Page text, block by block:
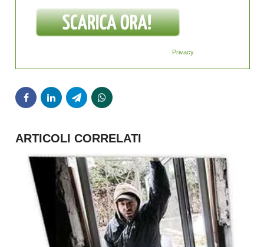
Privacy
ARTICOLI CORRELATI